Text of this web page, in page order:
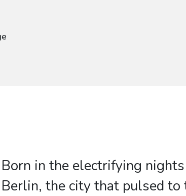
Born in the electrifying
Berlin, the city that pulsed to